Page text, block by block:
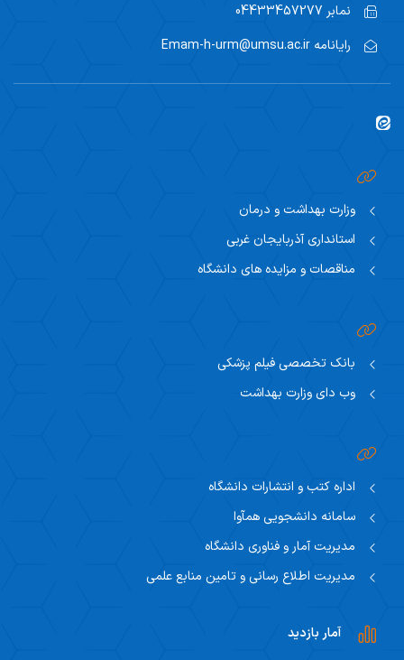
نمابر
رایانامه
وزارت بهداشت و درمان
استانداری آذربایجان غربی
مناقصات و مزایده های دانشگاه
بانک تخصصی فیلم پزشکی
وب دای وزارت بهداشت
اداره کتب و انتشارات دانشگاه
سامانه دانشجویی همآوا
مدیریت آمار و فناوری دانشگاه
مدیریت اطلاع رسانی و تامین منابع علمی
آمار بازدید